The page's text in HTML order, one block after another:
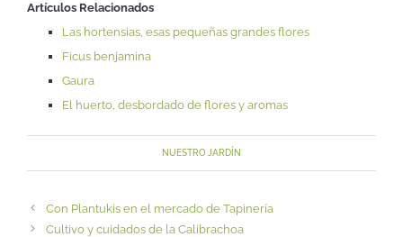
Artículos Relacionados
Las hortensias, esas pequeñas grandes flores
Ficus benjamina
Gaura
El huerto, desbordado de flores y aromas
NUESTRO JARDÍN
Con Plantukis en el mercado de Tapinería
Cultivo y cuidados de la Calibrachoa